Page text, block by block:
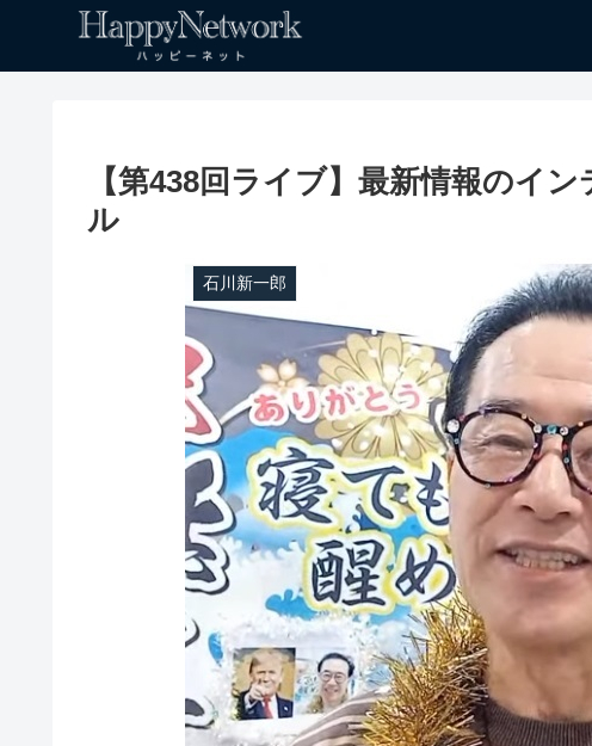
【第438回ライブ】最新情報のイ
ル
石川新一郎